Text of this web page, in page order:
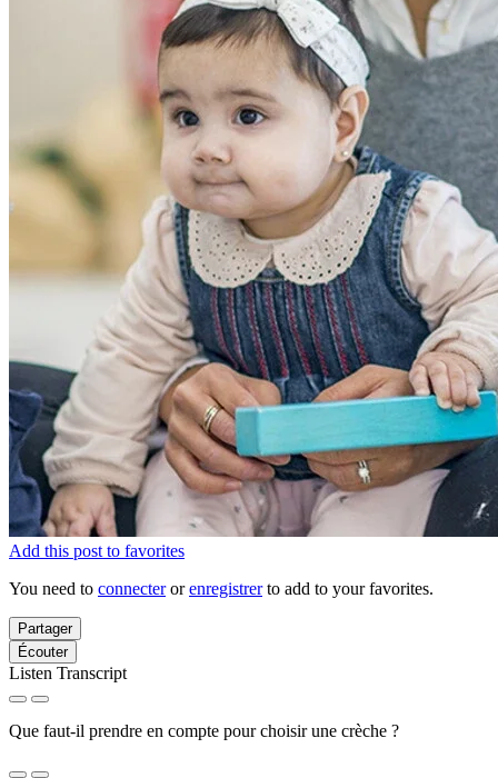
Add this post to favorites
You need to connecterorenregistrerto add to your favorites.
Partager
Écouter
Listen Transcript
Que faut-il prendre en compte pour choisir une crèche ?